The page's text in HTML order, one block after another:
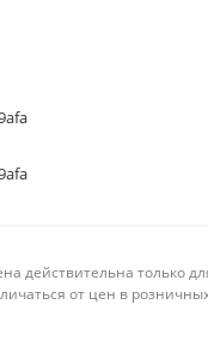
действительна только
от цен в